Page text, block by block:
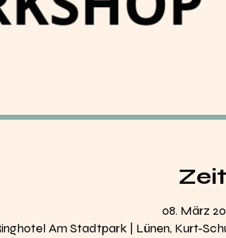
08. März
Am Stadtpark | Lünen, Kurt-